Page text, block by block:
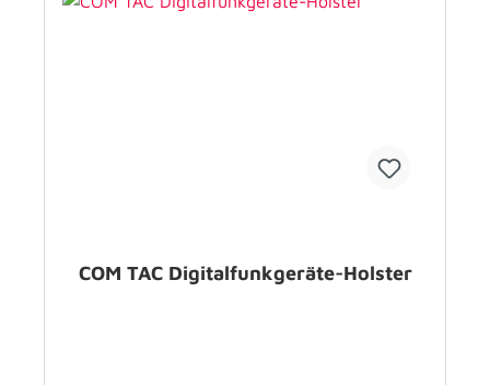
COM TAC Digitalfunkgeräte-Holster